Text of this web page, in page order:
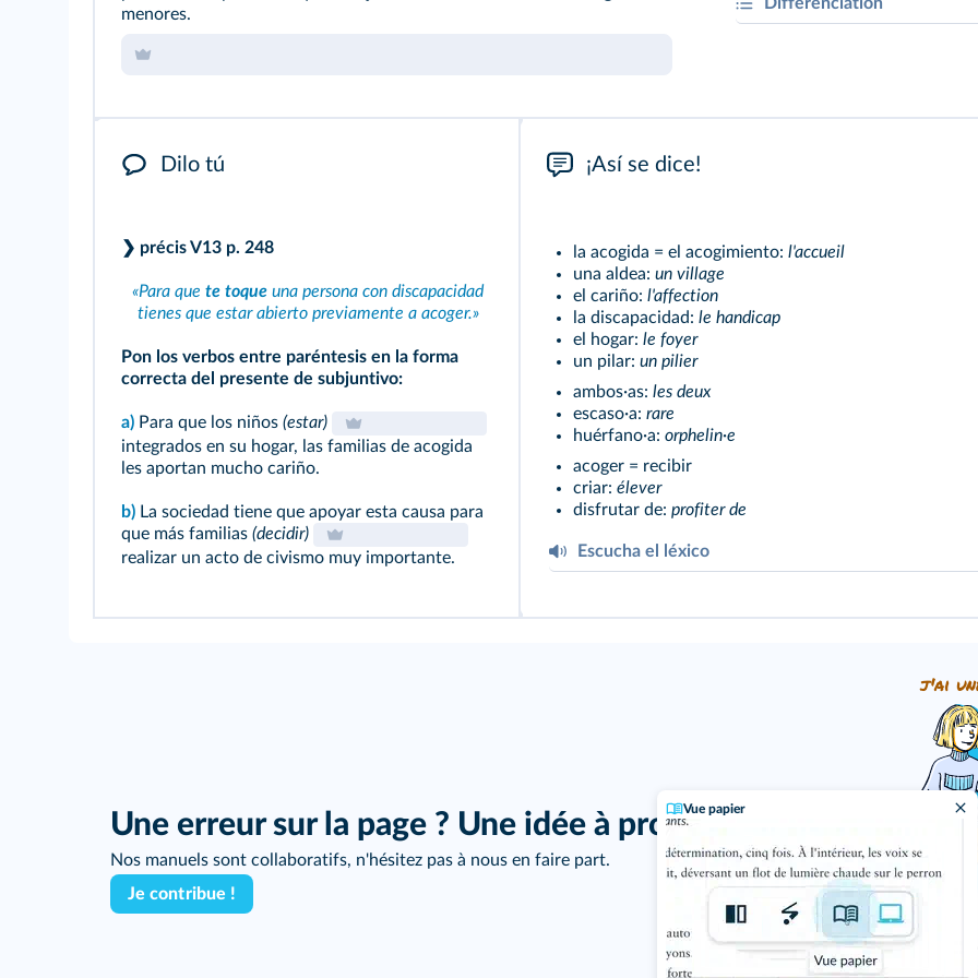
Vue papier
menores.
compromiso y las
Dilo tú
❯ précis V13 p. 248
«Para que te toque una persona con discapacidad
tienes que estar abierto previamente a acoger.»
Pon los verbos entre paréntesis en la forma
correcta del presente de subjuntivo:
a) Para que los niños (estar)
integrados en su hogar, las familias de acogida
les aportan mucho cariño.
b) La sociedad tiene que apoyar esta causa para
que más familias (decidir)
realizar un acto de civismo muy importante.
¡Así se dice!
la acogida = el acogimiento: l'accueil
una aldea: un village
el cariño: l'affection
la discapacidad: le handicap
el hogar: le foyer
un pilar: un pilier
ambos·as: les deux
escaso·a: rare
huérfano·a: orphelin·e
acoger = recibir
criar: élever
disfrutar de: profiter de
Escucha el léxico
Une erreur sur la page ? Une idée à proposer ?
Nos manuels sont collaboratifs, n'hésitez pas à nous en faire part.
Je contribue !
j'ai